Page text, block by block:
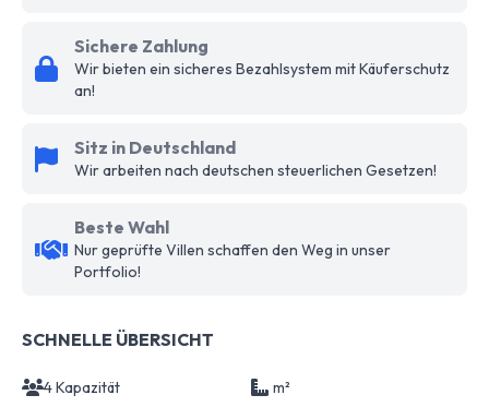
Sichere Zahlung
Wir bieten ein sicheres Bezahlsystem mit Käuferschutz
an!
Sitz in Deutschland
Wir arbeiten nach deutschen steuerlichen Gesetzen!
Beste Wahl
Nur geprüfte Villen schaffen den Weg in unser
Portfolio!
SCHNELLE ÜBERSICHT
4 Kapazität
m²